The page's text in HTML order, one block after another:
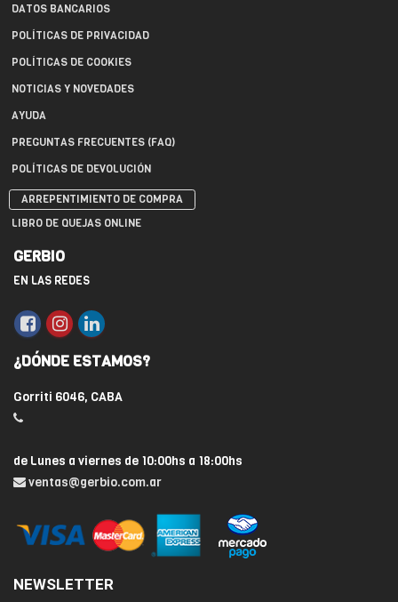
DATOS BANCARIOS
POLÍTICAS DE PRIVACIDAD
POLÍTICAS DE COOKIES
NOTICIAS Y NOVEDADES
AYUDA
PREGUNTAS FRECUENTES (FAQ)
POLÍTICAS DE DEVOLUCIÓN
ARREPENTIMIENTO DE COMPRA
LIBRO DE QUEJAS ONLINE
GERBIO
EN LAS REDES
¿DÓNDE ESTAMOS?
Gorriti 6046, CABA
de Lunes a viernes de 10:00hs a 18:00hs
ventas@gerbio.com.ar
NEWSLETTER